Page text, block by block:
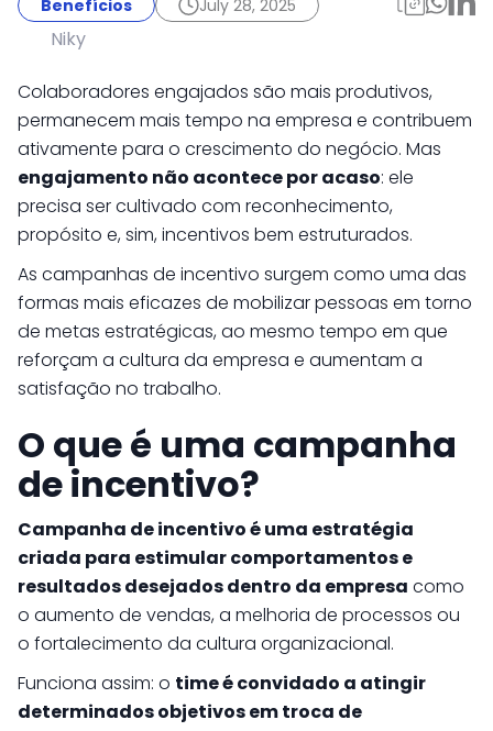
incentivo: 6 modelos
para engajar sua
equipe
Benefícios July 28, 2025
Niky
Colaboradores engajados são mais produtivos,
permanecem mais tempo na empresa e contribuem
ativamente para o crescimento do negócio. Mas
engajamento não acontece por acaso: ele
precisa ser cultivado com reconhecimento,
propósito e, sim, incentivos bem estruturados.
As campanhas de incentivo surgem como uma das
formas mais eficazes de mobilizar pessoas em torno
de metas estratégicas, ao mesmo tempo em que
reforçam a cultura da empresa e aumentam a
satisfação no trabalho.
O que é uma campanha
de incentivo?
Campanha de incentivo é uma estratégia
criada para estimular comportamentos e
resultados desejados dentro da empresa como
o aumento de vendas, a melhoria de processos ou
o fortalecimento da cultura organizacional.
Funciona assim: o time é convidado a atingir
determinados objetivos em troca de